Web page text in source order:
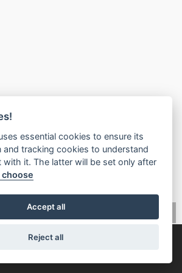
Wertschätzung zurückgeben
© 2026,
essential cookies to ensure its
and tracking cookies to understand
with it. The latter will be set only after
choose
Accept all
Reject all